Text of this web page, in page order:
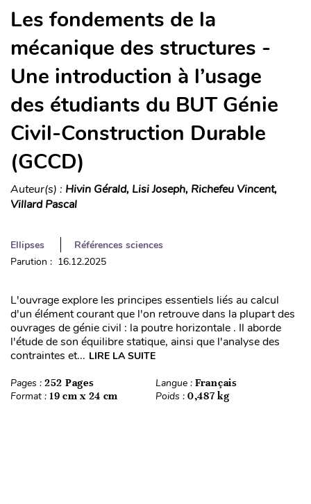
Les fondements de la
mécanique des structures -
Une introduction à l’usage
des étudiants du BUT Génie
Civil-Construction Durable
(GCCD)
Auteur(s) : Hivin Gérald, Lisi Joseph, Richefeu Vincent,
Villard Pascal
Ellipses
Références sciences
Parution : 16.12.2025
L'ouvrage explore les principes essentiels liés au calcul
d'un élément courant que l'on retrouve dans la plupart des
ouvrages de génie civil : la poutre horizontale . Il aborde
l'étude de son équilibre statique, ainsi que l'analyse des
contraintes et... LIRE LA SUITE
Pages : 252 Pages Langue : Français
Format : 19 cm x 24 cm Poids : 0,487 kg